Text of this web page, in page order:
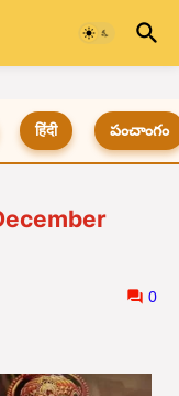
हिंदी పంచాంగం
0